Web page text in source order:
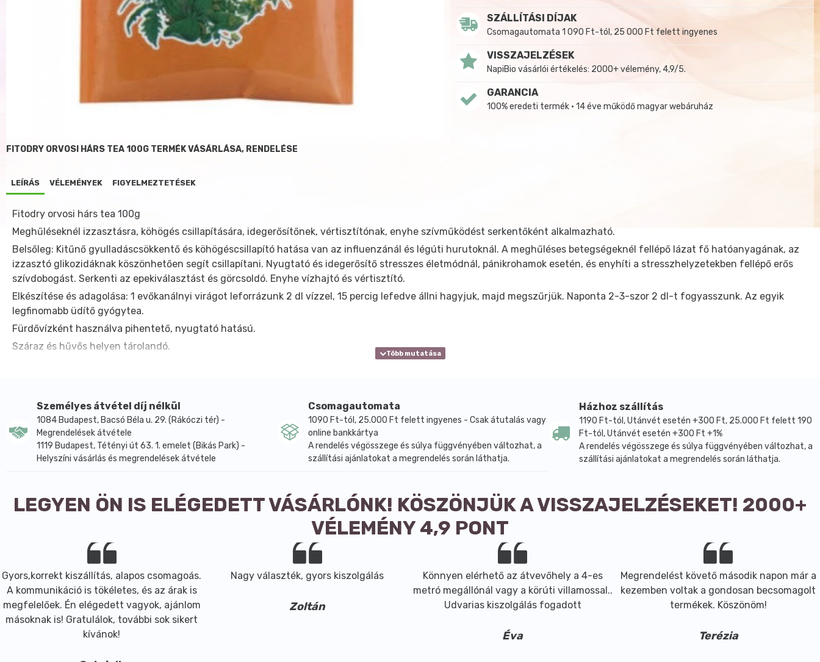
SZÁLLÍTÁSI DÍJAK
Csomagautomata 1 090 Ft-tól, 25 000 Ft felett ingyenes
VISSZAJELZÉSEK
NapiBio vásárlói értékelés: 2000+ vélemény, 4,9/5.
GARANCIA
100% eredeti termék • 14 éve működő magyar webáruház
FITODRY ORVOSI HÁRS TEA 100G TERMÉK VÁSÁRLÁSA, RENDELÉSE
LEÍRÁS VÉLEMÉNYEK FIGYELMEZTETÉSEK
Fitodry orvosi hárs tea 100g
Meghűléseknél izzasztásra, köhögés csillapítására, idegerősítőnek, vértisztítónak, enyhe szívműködést serkentőként alkalmazható.
Belsőleg: Kitűnő gyulladáscsökkentő és köhögéscsillapító hatása van az influenzánál és légúti hurutoknál. A meghűléses betegségeknél fellépő lázat fő hatóanyagának, az
izzasztó glikozidáknak köszönhetően segít csillapítani. Nyugtató és idegerősítő stresszes életmódnál, pánikrohamok esetén, és enyhíti a stresszhelyzetekben fellépő erős
szívdobogást. Serkenti az epekiválasztást és görcsoldó. Enyhe vízhajtó és vértisztító.
Elkészítése és adagolása: 1 evőkanálnyi virágot leforrázunk 2 dl vízzel, 15 percig lefedve állni hagyjuk, majd megszűrjük. Naponta 2-3-szor 2 dl-t fogyasszunk. Az egyik
legfinomabb üdítő gyógytea.
Fürdővízként használva pihentető, nyugtató hatású.
Száraz és hűvős helyen tárolandó.
Személyes átvétel díj nélkül
1084 Budapest, Bacsó Béla u. 29. (Rákóczi tér) -
Megrendelések átvétele
1119 Budapest, Tétényi út 63. 1. emelet (Bikás Park) -
Helyszíni vásárlás és megrendelések átvétele
Csomagautomata
1090 Ft-tól, 25.000 Ft felett ingyenes - Csak átutalás vagy
online bankkártya
A rendelés végösszege és súlya függvényében változhat, a
szállítási ajánlatokat a megrendelés során láthatja.
Házhoz szállítás
1190 Ft-tól, Utánvét esetén +300 Ft, 25.000 Ft felett 190
Ft-tól, Utánvét esetén +300 Ft +1%
A rendelés végösszege és súlya függvényében változhat, a
szállítási ajánlatokat a megrendelés során láthatja.
LEGYEN ÖN IS ELÉGEDETT VÁSÁRLÓNK! KÖSZÖNJÜK A VISSZAJELZÉSEKET! 2000+
VÉLEMÉNY 4,9 PONT
Gyors,korrekt kiszállítás, alapos csomagoás.
A kommunikáció is tökéletes, és az árak is
megfelelőek. Én elégedett vagyok, ajánlom
másoknak is! Gratulálok, további sok sikert
kívánok!
Nagy választék, gyors kiszolgálás
Zoltán
Könnyen elérhető az átvevőhely a 4-es
metró megállónál vagy a körúti villamossal..
Udvarias kiszolgálás fogadott
Éva
Megrendelést követő második napon már a
kezemben voltak a gondosan becsomagolt
termékek. Köszönöm!
Terézia